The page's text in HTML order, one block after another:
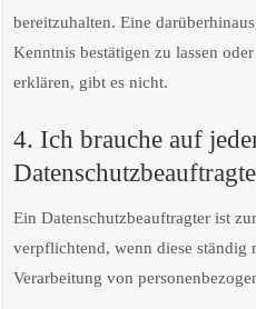
bereitzuhalten. Eine
Kenntnis bestätigen zu lassen
erklären, gibt es nicht.
4. Ich brauche auf
Ein Datenschutzbeauftragter ist
verpflichtend, wenn diese ständig
Verarbeitung von